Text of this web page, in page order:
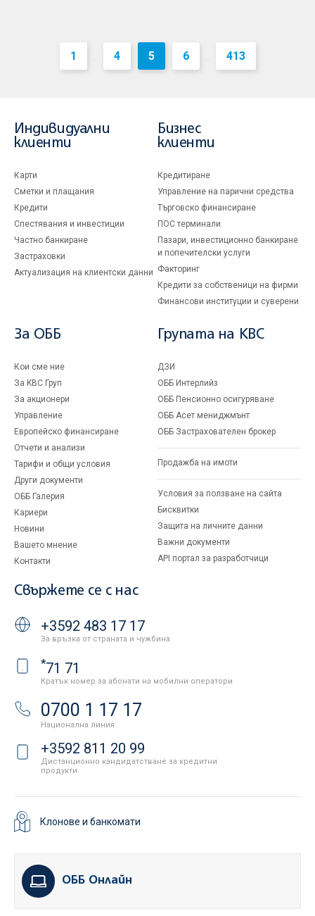
1 ... 4 5 6 ... 413
Индивидуални
клиенти
Карти
Сметки и плащания
Кредити
Спестявания и инвестиции
Частно банкиране
Застраховки
Актуализация на клиентски данни
Бизнес
клиенти
Кредитиране
Управление на парични средства
Търговско финансиране
ПОС терминали
Пазари, инвестиционно банкиране
и попечителски услуги
Факторинг
Кредити за собственици на фирми
Финансови институции и суверени
За ОББ
Кои сме ние
За KBC Груп
За акционери
Управление
Европейско финансиране
Отчети и анализи
Тарифи и общи условия
Други документи
ОББ Галерия
Кариери
Новини
Вашето мнение
Контакти
Групата на KBC
ДЗИ
ОББ Интерлийз
ОББ Пенсионно осигуряване
ОББ Асет мениджмънт
ОББ Застрахователен брокер
Продажба на имоти
Условия за ползване на сайта
Бисквитки
Защита на личните данни
Важни документи
API портал за разработчици
Свържете се с нас
+3592 483 17 17
За връзка от страната и чужбина
*71 71
Кратък номер за абонати на мобилни оператори
0700 1 17 17
Национална линия
+3592 811 20 99
Дистанционно кандидатстване за кредитни
продукти
Клонове и банкомати
ОББ Онлайн